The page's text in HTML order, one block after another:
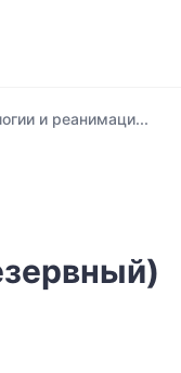
и реанимаци...